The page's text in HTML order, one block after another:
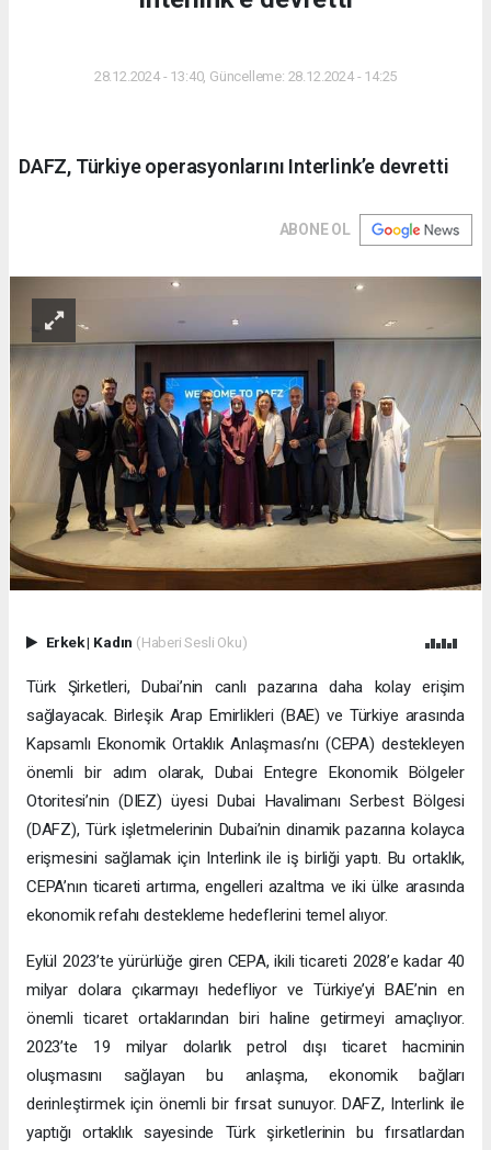
28.12.2024 - 13:40, Güncelleme: 28.12.2024 - 14:25
DAFZ, Türkiye operasyonlarını Interlink’e devretti
ABONE OL
Erkek| Kadın (Haberi Sesli Oku)
Türk Şirketleri, Dubai’nin canlı pazarına daha kolay erişim
sağlayacak. Birleşik Arap Emirlikleri (BAE) ve Türkiye arasında
Kapsamlı Ekonomik Ortaklık Anlaşması’nı (CEPA) destekleyen
önemli bir adım olarak, Dubai Entegre Ekonomik Bölgeler
Otoritesi’nin (DIEZ) üyesi Dubai Havalimanı Serbest Bölgesi
(DAFZ), Türk işletmelerinin Dubai’nin dinamik pazarına kolayca
erişmesini sağlamak için Interlink ile iş birliği yaptı. Bu ortaklık,
CEPA’nın ticareti artırma, engelleri azaltma ve iki ülke arasında
ekonomik refahı destekleme hedeflerini temel alıyor.
Eylül 2023’te yürürlüğe giren CEPA, ikili ticareti 2028’e kadar 40
milyar dolara çıkarmayı hedefliyor ve Türkiye’yi BAE’nin en
önemli ticaret ortaklarından biri haline getirmeyi amaçlıyor.
2023’te 19 milyar dolarlık petrol dışı ticaret hacminin
oluşmasını sağlayan bu anlaşma, ekonomik bağları
derinleştirmek için önemli bir fırsat sunuyor. DAFZ, Interlink ile
yaptığı ortaklık sayesinde Türk şirketlerinin bu fırsatlardan